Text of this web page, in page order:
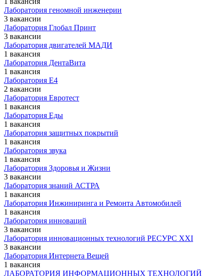
Лаборатория геномной инженерии
3 вакансии
Лаборатория Глобал Принт
3 вакансии
Лаборатория двигателей МАДИ
1 вакансия
Лаборатория ДентаВита
1 вакансия
Лаборатория Е4
2 вакансии
Лаборатория Евротест
1 вакансия
Лаборатория Еды
1 вакансия
Лаборатория защитных покрытий
1 вакансия
Лаборатория звука
1 вакансия
Лаборатория Здоровья и Жизни
3 вакансии
Лаборатория знаний АСТРА
1 вакансия
Лаборатория Инжиниринга и Ремонта Автомобилей
1 вакансия
Лаборатория инноваций
3 вакансии
Лаборатория инновационных технологий РЕСУРС XXI
3 вакансии
Лаборатория Интернета Вещей
1 вакансия
ЛАБОРАТОРИЯ ИНФОРМАЦИОННЫХ ТЕХНОЛОГИЙ